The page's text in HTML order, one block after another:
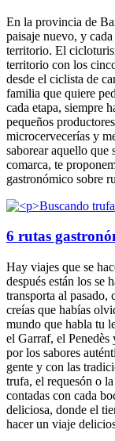
En la provincia de
paisaje nuevo, y cada
territorio. El
territorio con los
desde el ciclista de
familia que quiere
cada etapa, siempre
pequeños
microcervecerías y
saborear aquello que
comarca, te
gastronómico sobre
6 rutas
Hay viajes que se
después están los se
transporta al pasado,
creías que habías
mundo que habla tu
el Garraf, el
por los sabores
gente y con las
trufa, el requesón o la
contadas con cada
deliciosa, donde el
hacer un viaje